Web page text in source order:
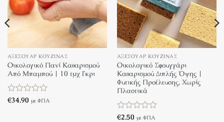
ΑΞΕΣΟΥΆΡ ΚΟΥΖΊΝΑΣ
Οικολογικό Πανί Καθαρισμού
Από Μπαμπού | 10 τμχ Γκρι
Βαθμολογήθηκε
€34.90 με ΦΠΑ
ΑΞΕΣΟΥΆΡ ΚΟΥΖΊΝΑΣ
Οικολογικό Σφουγγάρι
Καθαρισμού Διπλής Όψης |
Φυτικής Προέλευσης, Χωρίς
Πλαστικά
Βαθμολογήθηκε
€2.50 με ΦΠΑ